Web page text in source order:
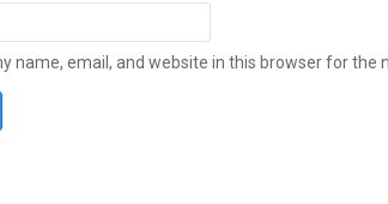
name, email, and website in this browser for the